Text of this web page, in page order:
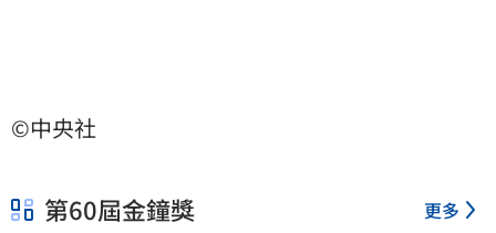
©中央社
第60屆金鐘獎 更多